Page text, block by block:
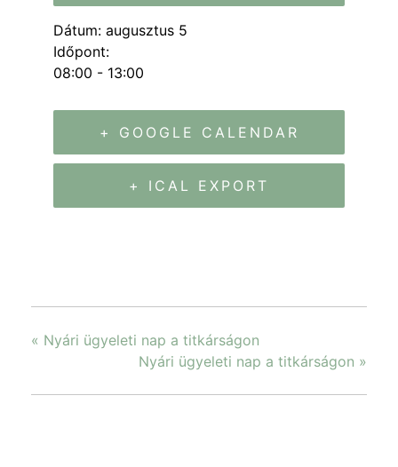
Dátum: augusztus 5
Időpont:
08:00 - 13:00
+ GOOGLE CALENDAR
+ ICAL EXPORT
« Nyári ügyeleti nap a titkárságon
Nyári ügyeleti nap a titkárságon »